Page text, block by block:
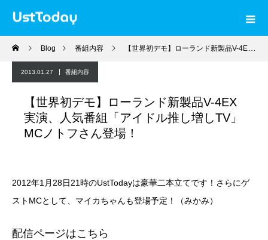
Blog 番組内容 【世界初デモ】ローランド新製品V-4EX実演、人気番組「アイドル推し増しTV」MCノトフさん登場！
2013.01.27 番組内容
【世界初デモ】ローランド新製品V-4EX
実演、人気番組「アイドル推し増しTV」
MCノトフさん登場！
2012年1月28日21時のUstTodayは豪華二本立てです！さらにゲ
ストMCとして、マイカちゃんも登場予定！（みかみ）
配信ページはこちら